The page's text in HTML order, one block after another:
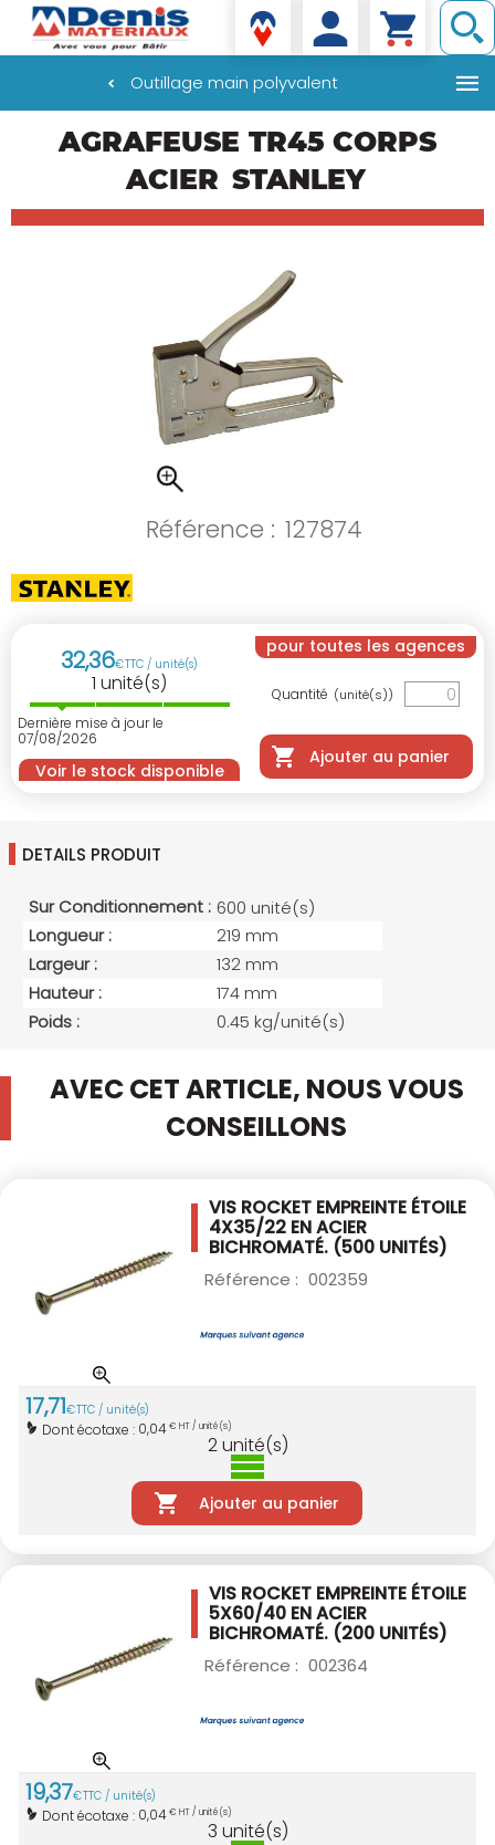
Denis matériaux
Outillage main polyvalent
AGRAFEUSE TR45 CORPS
ACIER STANLEY
Référence : 127874
32,36€TTC / unité(s)
1 unité(s)
Dernière mise à jour le
07/08/2026
Voir le stock disponible
pour toutes les agences
Quantité (unité(s))
Ajouter au panier
DETAILS PRODUIT
Sur Conditionnement : 600 unité(s)
Longueur :
219 mm
Largeur :
132 mm
Hauteur :
174 mm
Poids :
0.45 kg/unité(s)
AVEC CET ARTICLE, NOUS VOUS
CONSEILLONS
VIS ROCKET EMPREINTE ÉTOILE
4X35/22 EN ACIER
BICHROMATÉ. (500 UNITÉS)
Référence : 002359
17,71€TTC / unité(s)
Dont écotaxe : 0,04€ HT / unité(s)
2unité(s)
Ajouter au panier
VIS ROCKET EMPREINTE ÉTOILE
5X60/40 EN ACIER
BICHROMATÉ. (200 UNITÉS)
Référence : 002364
19,37€TTC / unité(s)
Dont écotaxe : 0,04€ HT / unité(s)
3 unité(s)